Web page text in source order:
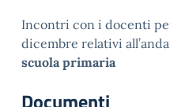
Incontri con i docenti
dicembre relativi
scuola primaria